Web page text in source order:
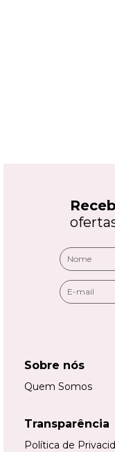
Sobre nós
Quem Somos
Transparência
Política de